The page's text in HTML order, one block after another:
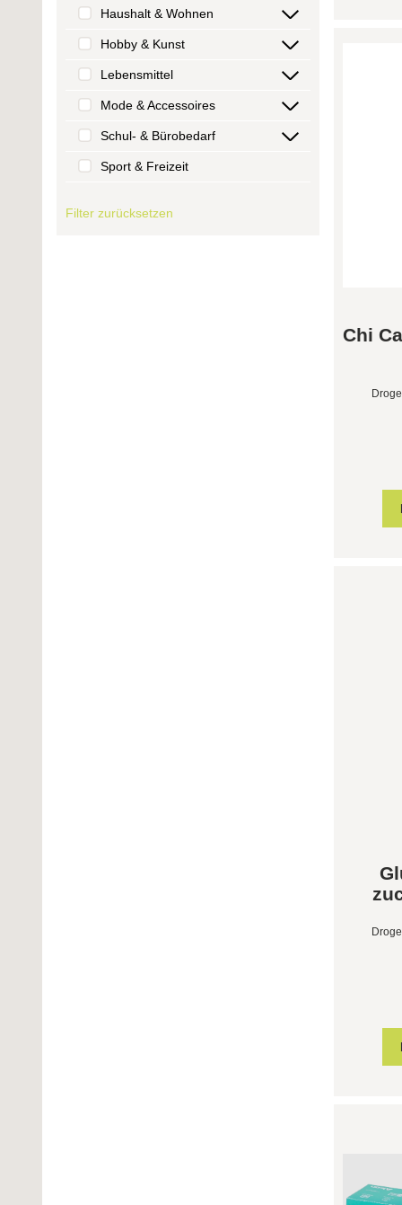
Haushalt & Wohnen
Hobby & Kunst
Lebensmittel
Mode & Accessoires
Schul- & Bürobedarf
Sport & Freizeit
Filter zurücksetzen
Chi